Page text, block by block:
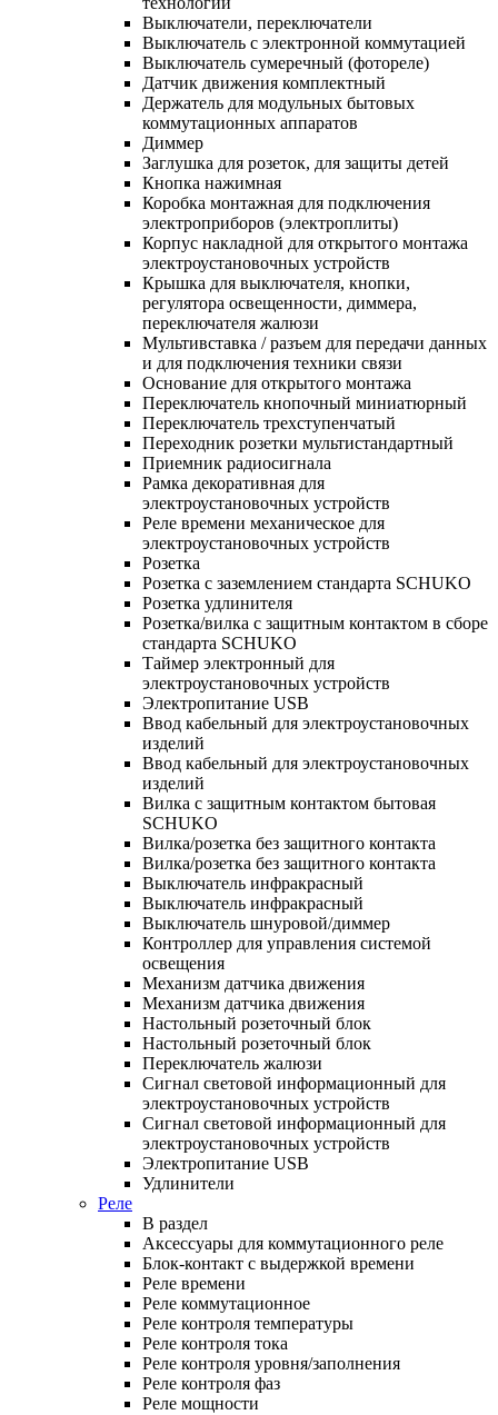
Выключатели, переключатели
Выключатель с электронной коммутацией
Выключатель сумеречный (фотореле)
Датчик движения комплектный
Держатель для модульных бытовых
коммутационных аппаратов
Диммер
Заглушка для розеток, для защиты детей
Кнопка нажимная
Коробка монтажная для подключения
электроприборов (электроплиты)
Корпус накладной для открытого монтажа
электроустановочных устройств
Крышка для выключателя, кнопки,
регулятора освещенности, диммера,
переключателя жалюзи
Мультивставка / разъем для передачи данных
и для подключения техники связи
Основание для открытого монтажа
Переключатель кнопочный миниатюрный
Переключатель трехступенчатый
Переходник розетки мультистандартный
Приемник радиосигнала
Рамка декоративная для
электроустановочных устройств
Реле времени механическое для
электроустановочных устройств
Розетка
Розетка с заземлением стандарта SCHUKO
Розетка удлинителя
Розетка/вилка с защитным контактом в сборе
стандарта SCHUKO
Таймер электронный для
электроустановочных устройств
Электропитание USB
Ввод кабельный для электроустановочных
изделий
Ввод кабельный для электроустановочных
изделий
Вилка с защитным контактом бытовая
SCHUKO
Вилка/розетка без защитного контакта
Вилка/розетка без защитного контакта
Выключатель инфракрасный
Выключатель инфракрасный
Выключатель шнуровой/диммер
Контроллер для управления системой
освещения
Механизм датчика движения
Механизм датчика движения
Настольный розеточный блок
Настольный розеточный блок
Переключатель жалюзи
Сигнал световой информационный для
электроустановочных устройств
Сигнал световой информационный для
электроустановочных устройств
Электропитание USB
Удлинители
Реле
В раздел
Аксессуары для коммутационного реле
Блок-контакт с выдержкой времени
Реле времени
Реле коммутационное
Реле контроля температуры
Реле контроля тока
Реле контроля уровня/заполнения
Реле контроля фаз
Реле мощности